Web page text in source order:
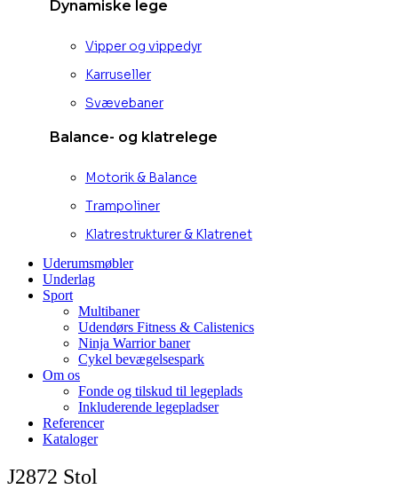
Dynamiske lege
Vipper og vippedyr
Karruseller
Svævebaner
Balance- og klatrelege
Motorik & Balance
Trampoliner
Klatrestrukturer & Klatrenet
Uderumsmøbler
Underlag
Sport
Multibaner
Udendørs Fitness & Calistenics
Ninja Warrior baner
Cykel bevægelsespark
Om os
Fonde og tilskud til legeplads
Inkluderende legepladser
Referencer
Kataloger
J2872 Stol